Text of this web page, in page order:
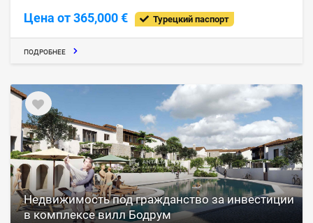
Цена от 365,000 € Турецкий паспорт
ПОДРОБНЕЕ
Недвижимость под гражданство за инвестиции
в комплексе вилл Бодрум